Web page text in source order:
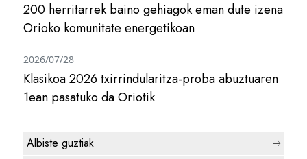
200 herritarrek baino gehiagok eman dute izena
Orioko komunitate energetikoan
Klasikoa 2026 txirrindularitza-proba abuztuaren
1ean pasatuko da Oriotik
2026/07/28
Albiste guztiak